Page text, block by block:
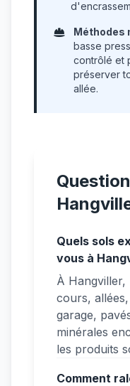
Méthodes
basse
contrôlé et
préserver
allée.
Quels sols
vous à
À
cours,
garage,
minérales
les produits
Comment